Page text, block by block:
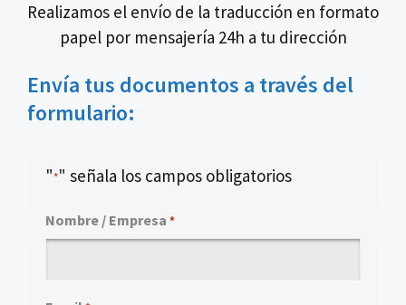
Realizamos el envío de la traducción en formato
papel por mensajería 24h a tu dirección
Envía tus documentos a través del
formulario:
"*" señala los campos obligatorios
Nombre / Empresa *